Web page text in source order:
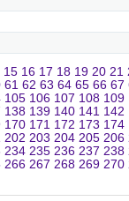
15 16 17 18 19 20 21
61 62 63 64 65 66 67
105 106 107 108 109
138 139 140 141 142
170 171 172 173 174
202 203 204 205 206
234 235 236 237 238
266 267 268 269 270